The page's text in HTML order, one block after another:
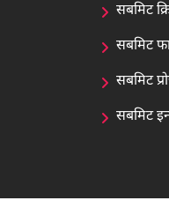
सबमिट
सबमिट
सबमिट
सबमिट